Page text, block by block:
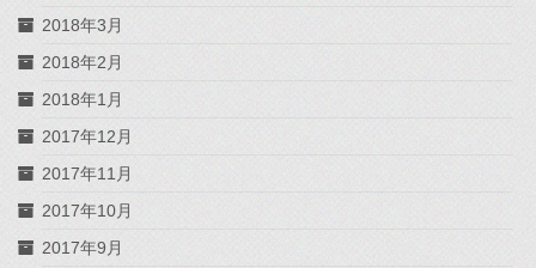
2018年3月
2018年2月
2018年1月
2017年12月
2017年11月
2017年10月
2017年9月